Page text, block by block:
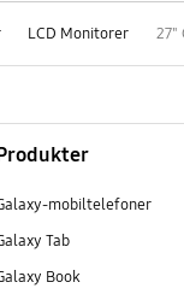
LCD Monitorer 27"
mobiltelefoner
Tab
Book